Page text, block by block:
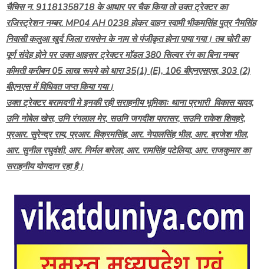
चैचिस न. 91181358718 के आधार पर चैक किया तो उक्त ट्रेक्टर का
रजिस्ट्रेशन नम्बर. MP04 AH 0238 होकर वाहन स्वामी भीकमसिंह पुत्र नैमसिंह
निवासी कलुआ खुर्द जिला रायसेन के नाम से पंजीकृत होना पाया गया। तब चोरी का
पूर्ण संदेह होने पर उक्त आइसर ट्रेक्टर मॉडल 380 सिल्वर रंग का बिना नम्बर
कीमती करीबन 05 लाख रूपये को धारा 35(1) (E), 106 बीएनएसएस, 303 (2)
बीएनएस में विधिवत जप्त किया गया।
उक्त ट्रेक्टर बरामदगी मे इनकी रही सराहनीय भूमिकाः थाना प्रभारी विकास यादव,
उनि नोबेल खेस, उनि रंगलाल मेर, सउनि जगदीश पारासर, सउनि राकेश शिवहरे,
प्रआर. सुरेन्द्र राय, प्रआर. विक्रमसिंह, आर. नेपालसिंह भील, आर. ब्रजेश भील,
आर. सुनील रघुवंशी, आर. निर्मल बारेला, आर. रामसिंह पटेलिया, आर. राजकुमार का
सराहनीय योगदान रहा है।